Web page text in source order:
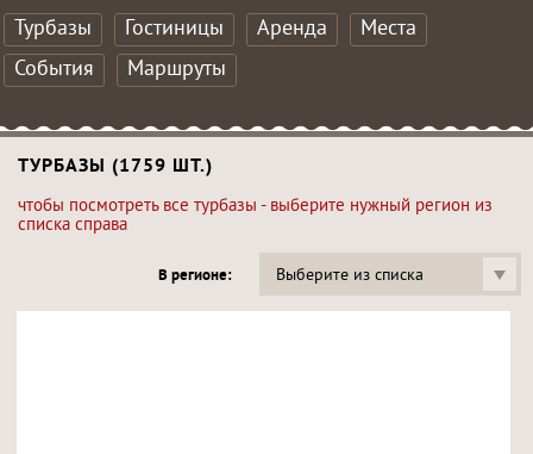
Турбазы Гостиницы Аренда
Места
События
Маршруты
ТУРБАЗЫ (1759 ШТ.)
чтобы посмотреть все турбазы - выберите нужный регион из
списка справа
В регионе: Выберите из списка